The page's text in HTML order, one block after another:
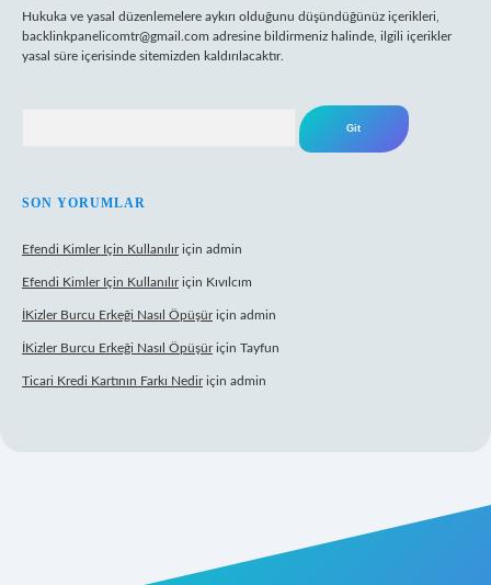
Hukuka ve yasal düzenlemelere aykırı olduğunu düşündüğünüz içerikleri,
backlinkpanelicomtr@gmail.com adresine bildirmeniz halinde, ilgili içerikler
yasal süre içerisinde sitemizden kaldırılacaktır.
SON YORUMLAR
Efendi Kimler Için Kullanılıriçin admin
Efendi Kimler Için Kullanılıriçin Kıvılcım
İKizler Burcu Erkeği Nasıl Öpüşüriçin admin
İKizler Burcu Erkeği Nasıl Öpüşüriçin Tayfun
Ticari Kredi Kartının Farkı Nediriçin admin